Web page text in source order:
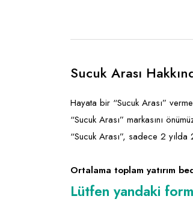
Sucuk Arası
Hayata bir “Sucuk Arası”
“Sucuk Arası” markasını
“Sucuk Arası”, sadece 2
Ortalama toplam yatırım
Lütfen yandaki